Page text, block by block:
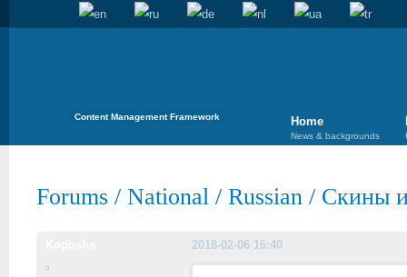
Content Management Framework Home
News & backgrounds
Forums / National / Russian / Скины
2018-02-06 16:40